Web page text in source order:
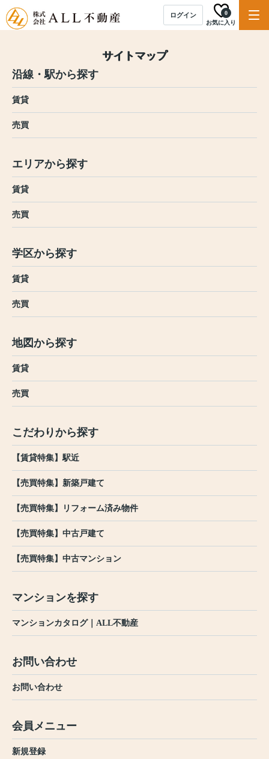
ログイン
お気に入り
0
サイトマップ
沿線・駅から探す
賃貸
売買
エリアから探す
賃貸
売買
学区から探す
賃貸
売買
地図から探す
賃貸
売買
こだわりから探す
【賃貸特集】駅近
【売買特集】新築戸建て
【売買特集】リフォーム済み物件
【売買特集】中古戸建て
【売買特集】中古マンション
マンションを探す
マンションカタログ｜ALL不動産
お問い合わせ
お問い合わせ
会員メニュー
新規登録